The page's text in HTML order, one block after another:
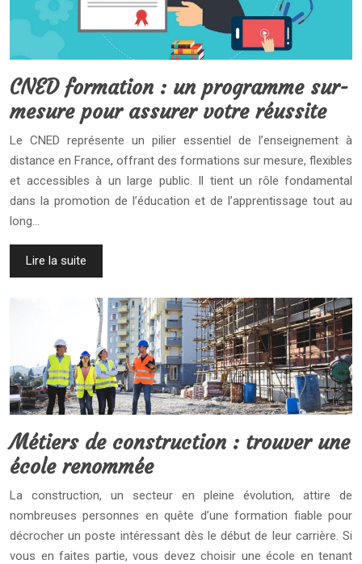
CNED formation : un programme sur-
mesure pour assurer votre réussite
Le CNED représente un pilier essentiel de l’enseignement à
distance en France, offrant des formations sur mesure, flexibles
et accessibles à un large public. Il tient un rôle fondamental
dans la promotion de l’éducation et de l’apprentissage tout au
long…
Lire la suite
Métiers de construction : trouver une
école renommée
La construction, un secteur en pleine évolution, attire de
nombreuses personnes en quête d’une formation fiable pour
décrocher un poste intéressant dès le début de leur carrière. Si
vous en faites partie, vous devez choisir une école en tenant